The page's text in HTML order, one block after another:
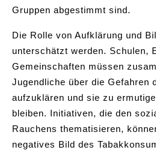
Gruppen abgestimmt sind.
Die Rolle von Aufklärung und
unterschätzt werden. Schulen,
Gemeinschaften müssen
Jugendliche über die Gefahren
aufzuklären und sie zu
bleiben. Initiativen, die den
Rauchens thematisieren,
negatives Bild des